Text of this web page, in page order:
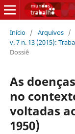
Início / Arquivos /
v. 7 n. 13 (2015):
Dossiê
As
no
voltadas
1950)